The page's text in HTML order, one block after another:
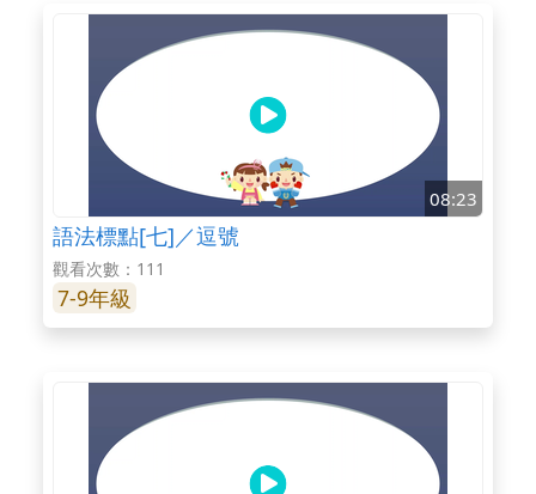
08:23
語法標點[七]／逗號
觀看次數：111
7-9年級